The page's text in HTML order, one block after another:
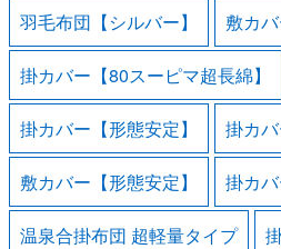
羽毛布団【シルバー】 敷カ
掛カバー【80スーピマ超長綿】
掛カバー【形態安定】 掛カ
敷カバー【形態安定】 掛カバ
温泉合掛布団 超軽量タイプ